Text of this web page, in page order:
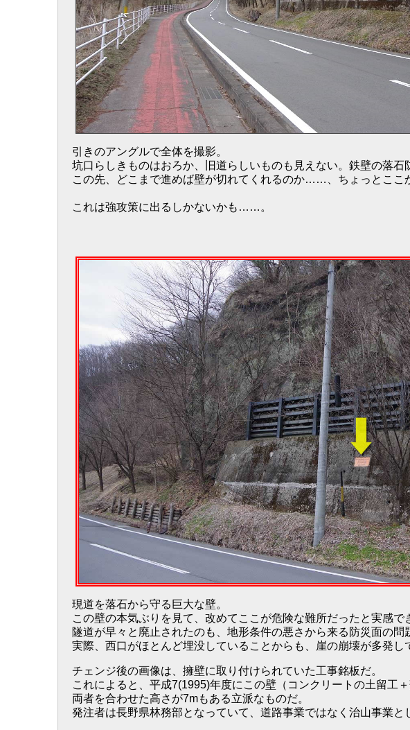
引きのアングルで全体を撮影。
坑口らしきものはおろか、旧道らしいものも見えない。鉄壁の落石
この先、どこまで進めば壁が切れてくれるのか……、ちょっとここ
これは強攻策に出るしかないかも……。
現道を落石から守る巨大な壁。
この壁の本気ぶりを見て、改めてここが危険な難所だったと実感で
隧道が早々と廃止されたのも、地形条件の悪さから来る防災面の問
実際、西口がほとんど埋没していることからも、崖の崩壊が多発し
チェンジ後の画像は、擁壁に取り付けられていた工事銘板だ。
これによると、平成7(1995)年度にこの壁（コンクリートの土留工
両者を合わせた高さが7mもある立派なものだ。
発注者は長野県林務部となっていて、道路事業ではなく治山事業